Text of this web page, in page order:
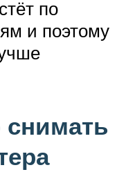
по
и поэтому